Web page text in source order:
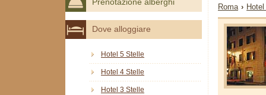
Roma ›
Prenotazione alberghi
Dove alloggiare
Hotel 5 Stelle
Hotel 4 Stelle
Hotel 3 Stelle